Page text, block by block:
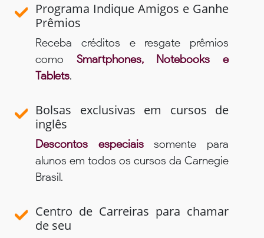
Programa Indique Amigos e Ganhe
Prêmios
Receba créditos e resgate prêmios
como Smartphones, Notebooks e
Tablets.
Bolsas exclusivas em cursos de
inglês
Descontos especiaissomente para
alunos em todos os cursos da Carnegie
Brasil.
Centro de Carreiras para chamar
de seu